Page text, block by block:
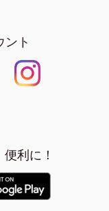
ント
利に！